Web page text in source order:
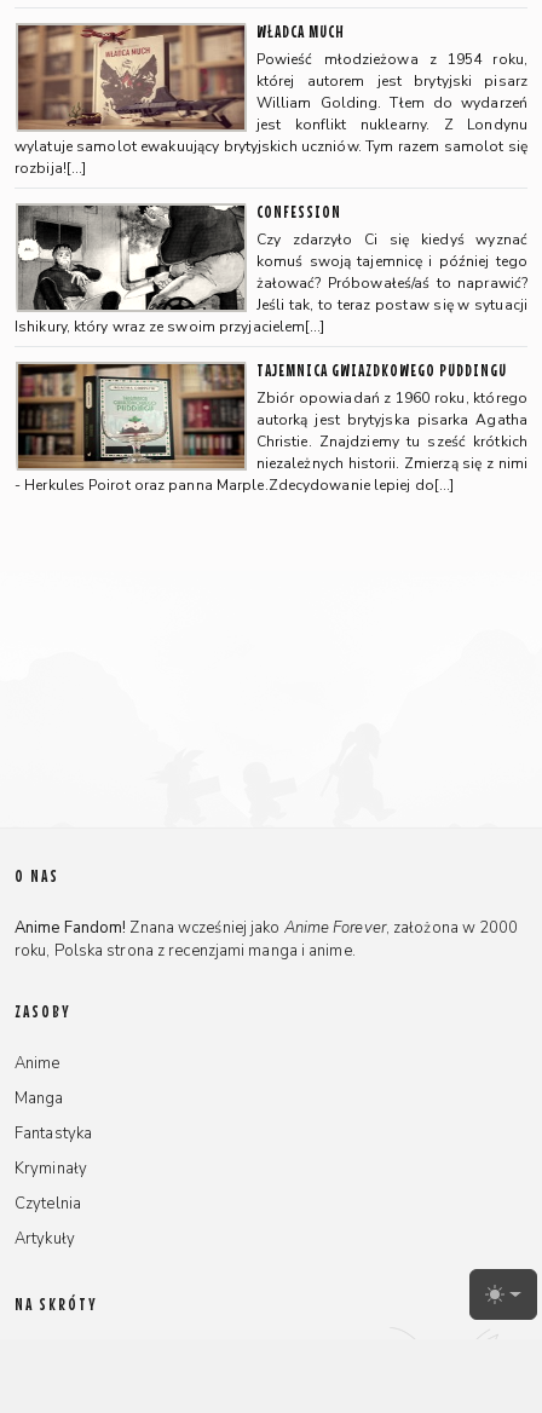
WŁADCA MUCH
Powieść młodzieżowa z 1954 roku,
której autorem jest brytyjski pisarz
William Golding. Tłem do wydarzeń
jest konflikt nuklearny. Z Londynu
wylatuje samolot ewakuujący brytyjskich uczniów. Tym razem samolot się
rozbija![…]
CONFESSION
Czy zdarzyło Ci się kiedyś wyznać
komuś swoją tajemnicę i później tego
żałować? Próbowałeś/aś to naprawić?
Jeśli tak, to teraz postaw się w sytuacji
Ishikury, który wraz ze swoim przyjacielem[…]
TAJEMNICA GWIAZDKOWEGO PUDDINGU
Zbiór opowiadań z 1960 roku, którego
autorką jest brytyjska pisarka Agatha
Christie. Znajdziemy tu sześć krótkich
niezależnych historii. Zmierzą się z nimi
- Herkules Poirot oraz panna Marple.Zdecydowanie lepiej do[…]
O NAS
Anime Fandom! Znana wcześniej jako Anime Forever, założona w 2000
roku, Polska strona z recenzjami manga i anime.
ZASOBY
Anime
Manga
Fantastyka
Kryminały
Czytelnia
Artykuły
NA SKRÓTY